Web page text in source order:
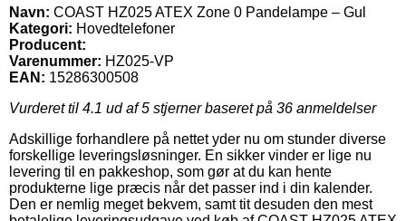
Navn: COAST HZ025 ATEX Zone 0 Pandelampe – Gul
Kategori: Hovedtelefoner
Producent:
Varenummer: HZ025-VP
EAN: 15286300508
Vurderet til 4.1 ud af 5 stjerner baseret på 36 anmeldelser
Adskillige forhandlere på nettet yder nu om stunder diverse
forskellige leveringsløsninger. En sikker vinder er lige nu
levering til en pakkeshop, som gør at du kan hente
produkterne lige præcis når det passer ind i din kalender.
Den er nemlig meget bekvem, samt tit desuden den mest